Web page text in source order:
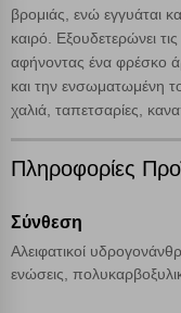
βρομιάς, ενώ εγγυάται
καιρό. Εξουδετερώνει
αφήνοντας ένα φρέσκο
και την ενσωματωμένη
χαλιά, ταπετσαρίες,
Πληροφορίες
Σύνθεση
Αλειφατικοί
ενώσεις,
επιλέξετε τις λοιπές
επάνω δεξιά, αφού
γνωρίζετε ότι
μπορεί να επηρεάσει
χρήσης των υπηρεσιών
Λειτουργικά cookies
Cookies στόχευσης